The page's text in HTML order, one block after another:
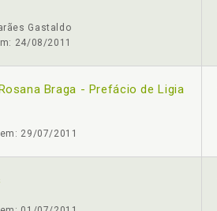
Gastaldo
24/08/2011
Braga - Prefácio de Ligia
29/07/2011